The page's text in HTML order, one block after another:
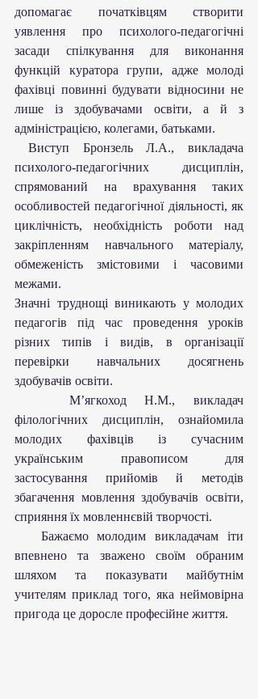
допомагає початківцям створити
уявлення про психолого-педагогічні
засади спілкування для виконання
функцій куратора групи, адже молоді
фахівці повинні будувати відносини не
лише із здобувачами освіти, а й з
адміністрацією, колегами, батьками.
психолого-педагогічних дисциплін,
спрямований на врахування таких
особливостей педагогічної діяльності, як
циклічність, необхідність роботи над
закріпленням навчального матеріалу,
обмеженість змістовими і часовими
межами.
Значні труднощі виникають у молодих
педагогів під час проведення уроків
різних типів і видів, в організації
перевірки навчальних досягнень
здобувачів освіти.
філологічних дисциплін, ознайомила
молодих фахівців із сучасним
українським правописом для
застосування прийомів й методів
збагачення мовлення здобувачів освіти,
сприяння їх мовленнєвій творчості.
впевнено та зважено своїм обраним
шляхом та показувати майбутнім
учителям приклад того, яка неймовірна
пригода це доросле професійне життя.